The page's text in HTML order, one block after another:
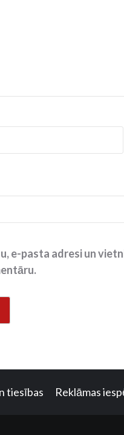
e-pasta adresi un
tiesības Reklāmas